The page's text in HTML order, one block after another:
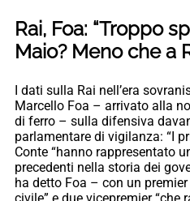
Rai, Foa: “Troppo
Maio? Meno che a
I dati sulla Rai nell’era
Marcello Foa – arrivato alla
di ferro – sulla difensiva
parlamentare di vigilanza: “I
Conte “hanno rappresentato
precedenti nella storia dei
ha detto Foa – con un